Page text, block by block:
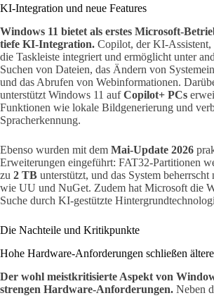
KI-Integration und neue Features
Windows 11 bietet als erstes Microsoft-
tiefe KI-Integration. Copilot, der KI-Assistent,
die Taskleiste integriert und ermöglicht unter
Suchen von Dateien, das Ändern von
und das Abrufen von Webinformationen.
unterstützt Windows 11 aufCopilot+ PCs
Funktionen wie lokale Bildgenerierung und
Spracherkennung.
Ebenso wurden mit dem Mai-Update 2026
Erweiterungen eingeführt: FAT32-Partitionen
zu 2 TB unterstützt, und das System
wie UU und NuGet. Zudem hat Microsoft die
Suche durch KI-gestützte
Die Nachteile und Kritikpunkte
Hohe Hardware-Anforderungen schließen
Der wohl meistkritisierte Aspekt von
strengen Hardware-Anforderungen. Neben